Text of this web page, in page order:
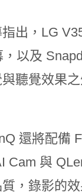
出，LG
以及
聽覺效果
還將配備
Cam 與
，錄影的